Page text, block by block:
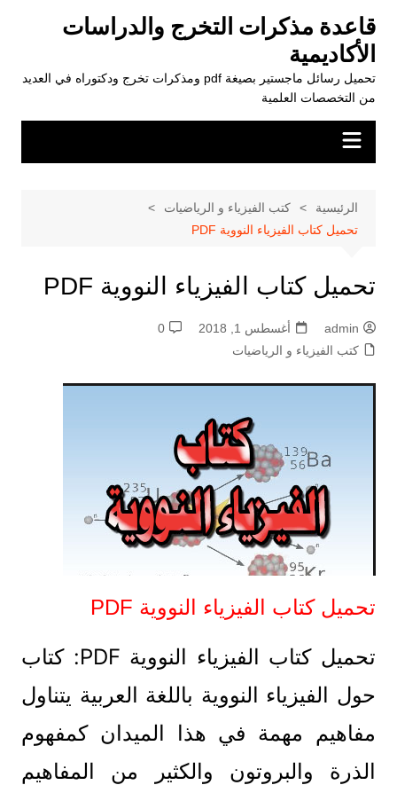
المحتوى
قاعدة مذكرات التخرج والدراسات
الأكاديمية
تحميل رسائل ماجستير بصيغة pdf ومذكرات تخرج ودكتوراه في العديد
من التخصصات العلمية
الرئيسية
كتب الفيزياء و الرياضيات
تحميل كتاب الفيزياء النووية PDF
تحميل كتاب الفيزياء النووية PDF
admin أغسطس 1, 2018
0
كتب الفيزياء و الرياضيات
تحميل كتاب الفيزياء النووية PDF
تحميل كتاب الفيزياء النووية PDF: كتاب
حول الفيزياء النووية باللغة العربية يتناول
مفاهيم مهمة في هذا الميدان كمفهوم
الذرة والبروتون والكثير من المفاهيم